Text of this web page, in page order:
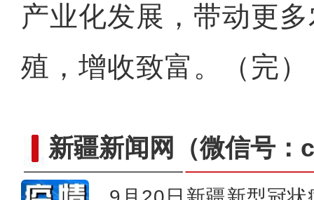
产业化发展，带动更
殖，增收致富。（完）
新疆新闻网 （微信号